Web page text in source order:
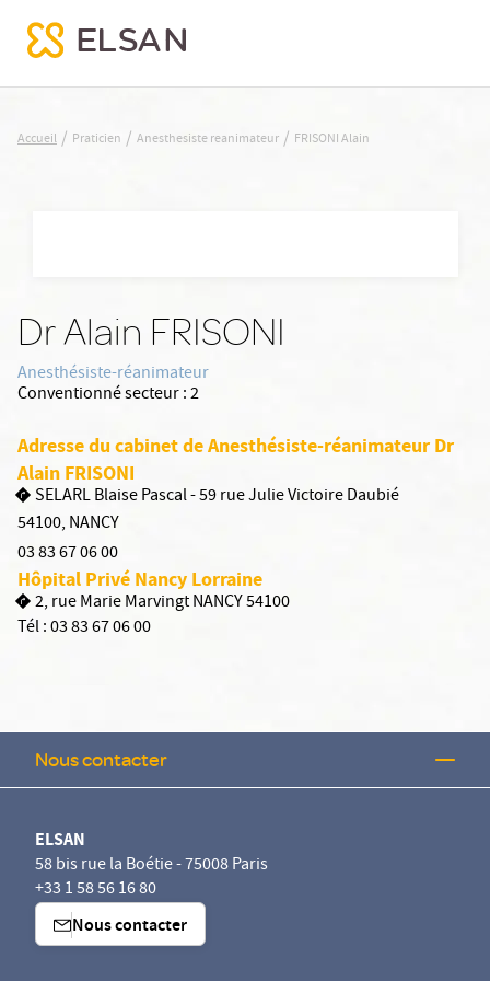
FRISONI Alain
Accueil / Praticien / Anesthesiste reanimateur / FRISONI Alain
Dr Alain FRISONI
Anesthésiste-réanimateur
Conventionné secteur :2
Adresse du cabinet de Anesthésiste-réanimateur Dr
Alain FRISONI
SELARL Blaise Pascal - 59 rue Julie Victoire Daubié
54100, NANCY
03 83 67 06 00
Hôpital Privé Nancy Lorraine
2, rue Marie Marvingt NANCY 54100
Tél :03 83 67 06 00
Nous contacter
ELSAN
58 bis rue la Boétie - 75008 Paris
+33 1 58 56 16 80
Nous contacter